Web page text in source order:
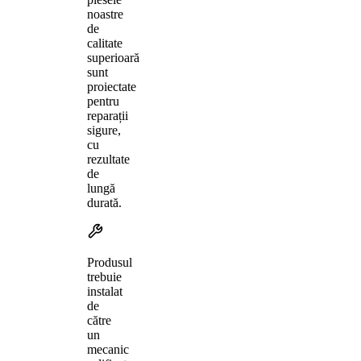
noastre
de
calitate
superioară
sunt
proiectate
pentru
reparații
sigure,
cu
rezultate
de
lungă
durată.
Produsul
trebuie
instalat
de
către
un
mecanic